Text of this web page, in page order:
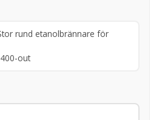
rund etanolbrännare för
out